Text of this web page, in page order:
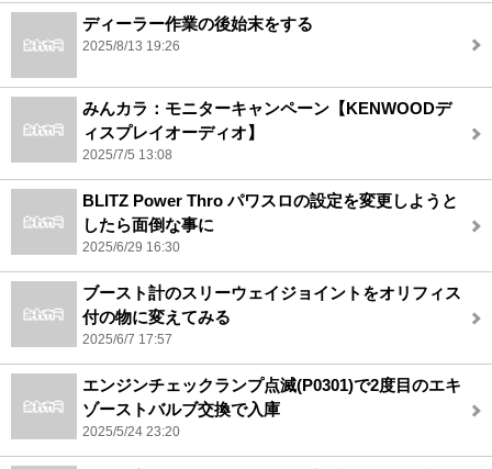
ディーラー作業の後始末をする
2025/8/13 19:26
みんカラ：モニターキャンペーン【KENWOODデ
ィスプレイオーディオ】
2025/7/5 13:08
BLITZ Power Thro パワスロの設定を変更しようと
したら面倒な事に
2025/6/29 16:30
ブースト計のスリーウェイジョイントをオリフィス
付の物に変えてみる
2025/6/7 17:57
エンジンチェックランプ点滅(P0301)で2度目のエキ
ゾーストバルブ交換で入庫
2025/5/24 23:20